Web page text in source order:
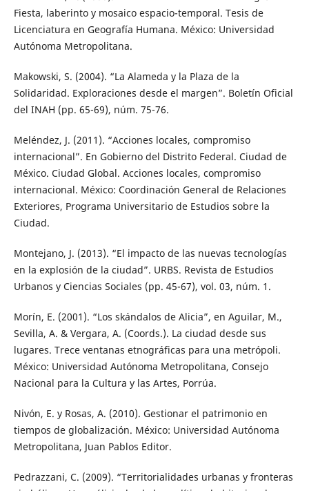
Fiesta, laberinto y mosaico espacio-temporal. Tesis de
Licenciatura en Geografía Humana. México: Universidad
Autónoma Metropolitana.
Makowski, S. (2004). “La Alameda y la Plaza de la
Solidaridad. Exploraciones desde el margen”. Boletín Oficial
del INAH (pp. 65-69), núm. 75-76.
Meléndez, J. (2011). “Acciones locales, compromiso
internacional”. En Gobierno del Distrito Federal. Ciudad de
México. Ciudad Global. Acciones locales, compromiso
internacional. México: Coordinación General de Relaciones
Exteriores, Programa Universitario de Estudios sobre la
Ciudad.
Montejano, J. (2013). “El impacto de las nuevas tecnologías
en la explosión de la ciudad”. URBS. Revista de Estudios
Urbanos y Ciencias Sociales (pp. 45-67), vol. 03, núm. 1.
Morín, E. (2001). “Los skándalos de Alicia”, en Aguilar, M.,
Sevilla, A. & Vergara, A. (Coords.). La ciudad desde sus
lugares. Trece ventanas etnográficas para una metrópoli.
México: Universidad Autónoma Metropolitana, Consejo
Nacional para la Cultura y las Artes, Porrúa.
Nivón, E. y Rosas, A. (2010). Gestionar el patrimonio en
tiempos de globalización. México: Universidad Autónoma
Metropolitana, Juan Pablos Editor.
Pedrazzani, C. (2009). “Territorialidades urbanas y fronteras